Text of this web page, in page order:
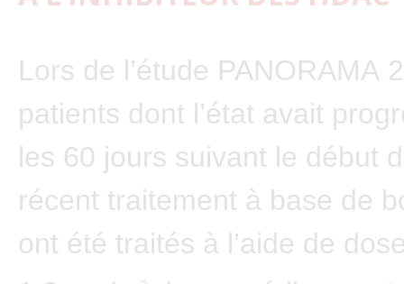
Lors de l’étude PANORAMA
patients dont l’état avait
les 60 jours suivant le début
récent traitement à base de
ont été traités à l’aide de